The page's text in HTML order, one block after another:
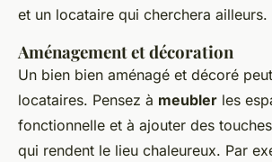
et un locataire qui cherchera ailleurs.
Aménagement et décoration
Un bien bien aménagé et décoré
locataires. Pensez à meubler les
fonctionnelle et à ajouter des
qui rendent le lieu chaleureux. Par